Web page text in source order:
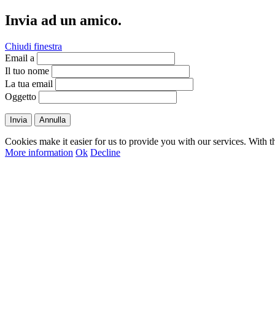
Invia ad un amico.
Chiudi finestra
Email a
Il tuo nome
La tua email
Oggetto
Invia Annulla
Cookies make it easier for us to provide you with our services. With
More information Ok Decline